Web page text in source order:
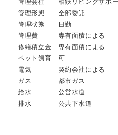
管理会社 相鉄リビングサポー
管理形態 全部委託
管理状態 日勤
管理費 専有面積による
修繕積立金 専有面積による
ペット飼育 可
電気 契約会社による
ガス 都市ガス
給水 公営水道
排水 公共下水道